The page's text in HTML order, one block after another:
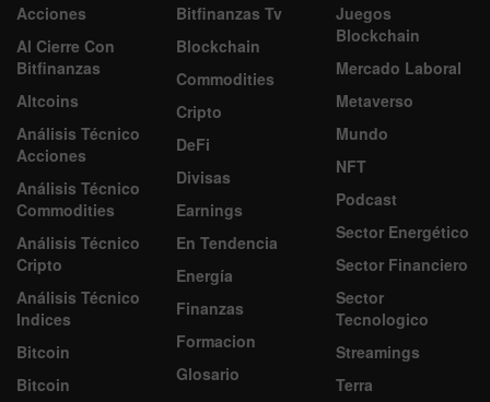
Acciones
Al Cierre Con
Bitfinanzas
Altcoins
Análisis Técnico
Acciones
Análisis Técnico
Commodities
Análisis Técnico
Cripto
Análisis Técnico
Indices
Bitcoin
Bitcoin
Bitfinanzas Tv
Blockchain
Commodities
Cripto
DeFi
Divisas
Earnings
En Tendencia
Energía
Finanzas
Formacion
Glosario
Juegos
Blockchain
Mercado Laboral
Metaverso
Mundo
NFT
Podcast
Sector Energético
Sector Financiero
Sector
Tecnologico
Streamings
Terra